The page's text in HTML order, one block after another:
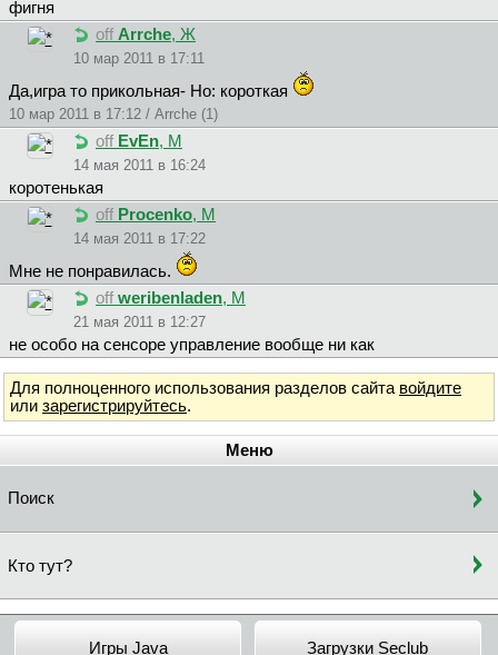
фигня
off Arrche, Ж
10 мар 2011 в 17:11
Да,игра то прикольная- Но: короткая
10 мар 2011 в 17:12 / Arrche (1)
off EvEn, М
14 мая 2011 в 16:24
коротенькая
off Procenko, М
14 мая 2011 в 17:22
Мне не понравилась.
off weribenladen, М
21 мая 2011 в 12:27
не особо на сенсоре управление вообще ни как
Для полноценного использования разделов сайта войдите
или зарегистрируйтесь.
Меню
Поиск
Кто тут?
Игры Java Загрузки Seclub